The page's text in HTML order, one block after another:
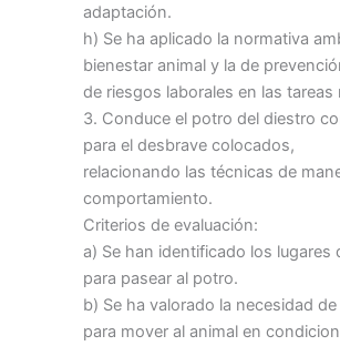
adaptación.
h) Se ha aplicado la normativa
bienestar animal y la de
de riesgos laborales en las tareas
3. Conduce el potro del diestro
para el desbrave colocados,
relacionando las técnicas de
comportamiento.
Criterios de evaluación:
a) Se han identificado los lugares
para pasear al potro.
b) Se ha valorado la necesidad
para mover al animal en